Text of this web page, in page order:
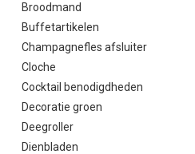
Broodmand
Buffetartikelen
Champagnefles afsluiter
Cloche
Cocktail benodigdheden
Decoratie groen
Deegroller
Dienbladen